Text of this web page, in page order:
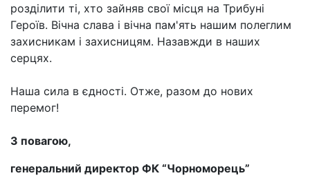
розділити ті, хто зайняв свої місця на Трибуні
Героїв. Вічна слава і вічна пам'ять нашим полеглим
захисникам і захисницям. Назавжди в наших
серцях.
Наша сила в єдності. Отже, разом до нових
перемог!
З повагою,
генеральний директор ФК “Чорноморець”